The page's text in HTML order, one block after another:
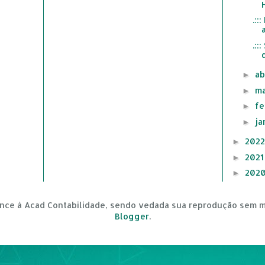
.:::
►
►
►
►
►
►
►
à Acad Contabilidade, sendo vedada sua reprodução sem
Blogger.